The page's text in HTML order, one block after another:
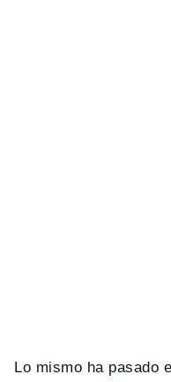
Lo mismo ha pasado